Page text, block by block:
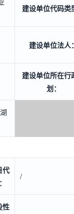
建设单位代码类
建设单位法人
建设单位所在行
划：
代
/
性